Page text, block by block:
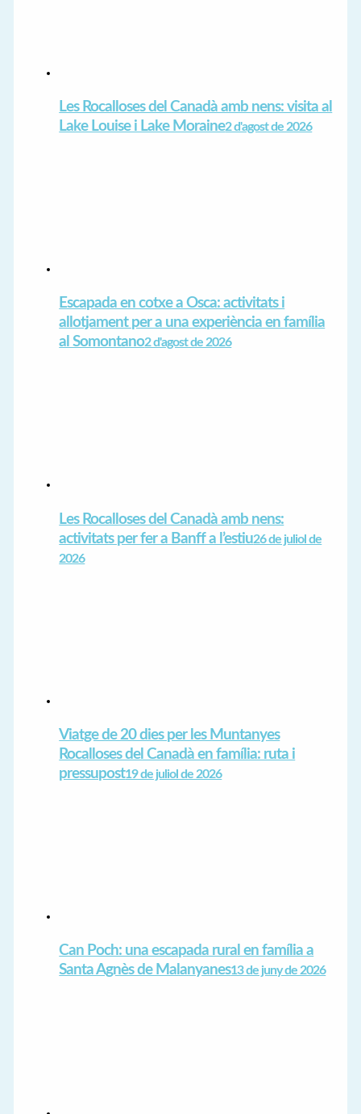
Les Rocalloses del Canadà amb nens: visita al
Lake Louise i Lake Moraine2 d'agost de 2026
Escapada en cotxe a Osca: activitats i
allotjament per a una experiència en família
al Somontano2 d'agost de 2026
Les Rocalloses del Canadà amb nens:
activitats per fer a Banff a l’estiu26 de juliol de
2026
Viatge de 20 dies per les Muntanyes
Rocalloses del Canadà en família: ruta i
pressupost19 de juliol de 2026
Can Poch: una escapada rural en família a
Santa Agnès de Malanyanes13 de juny de 2026